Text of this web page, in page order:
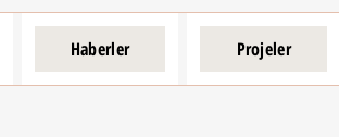
Haberler Projeler